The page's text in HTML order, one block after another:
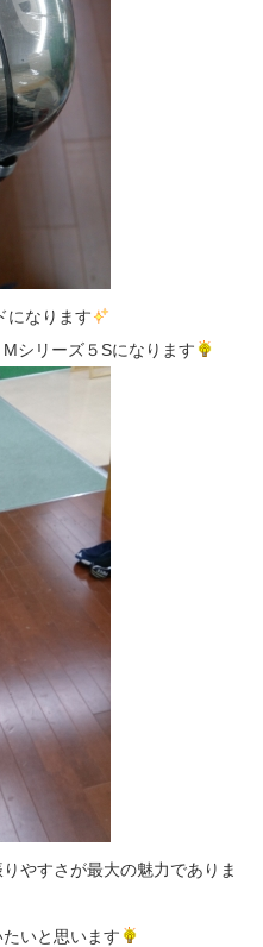
になります
シリーズ５Sになります
やすさが最大の魅力でありま
いと思います